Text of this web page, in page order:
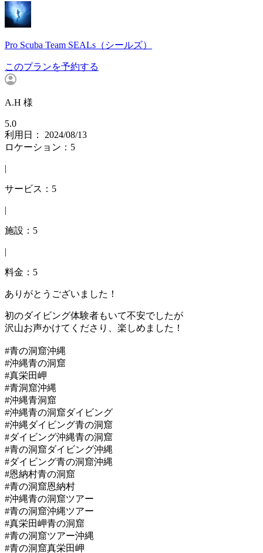
Pro Scuba Team SEALs（シールズ）
このプランを予約する
A.H 様
5.0
利用日： 2024/08/13
ロケーション：5
|
サービス：5
|
施設：5
|
料金：5
ありがとうございました！
初のダイビング体験者もいて不安でしたが
沢山お声かけてくださり、楽しめました！
#青の洞窟沖縄
#沖縄青の洞窟
#真栄田岬
#青洞窟沖縄
#沖縄青洞窟
#沖縄青の洞窟ダイビング
#沖縄ダイビング青の洞窟
#ダイビング沖縄青の洞窟
#青の洞窟ダイビング沖縄
#ダイビング青の洞窟沖縄
#恩納村青の洞窟
#青の洞窟恩納村
#沖縄青の洞窟ツアー
#青の洞窟沖縄ツアー
#真栄田岬青の洞窟
#青の洞窟ツアー沖縄
#青の洞窟真栄田岬